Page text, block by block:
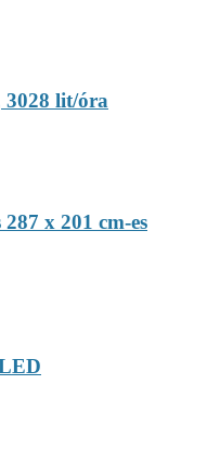
3028 lit/óra
x 201 cm-es